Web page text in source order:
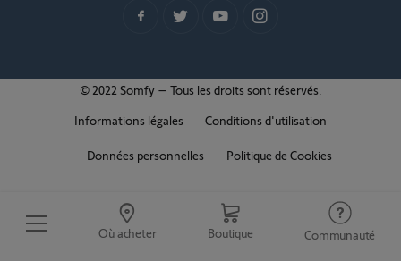
Où acheter Boutique Communauté
© 2022 Somfy – Tous les droits sont réservés.
Informations légales
Conditions d'utilisation
Données personnelles Politique de Cookies